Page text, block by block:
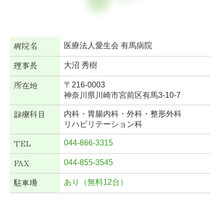
病院名 医療法人愛生会 有馬病院
理事長 大沼 秀樹
所在地
〒216-0003
神奈川県川崎市宮前区有馬3-10-7
診療科目
内科・胃腸内科・外科・整形外科
リハビリテーション科
TEL 044-866-3315
FAX 044-855-3545
駐車場 あり（無料12台）